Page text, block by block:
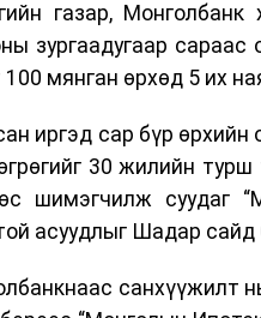
газар,
зургаадугаар
100 мянган өрхөд 5 их
иргэд сар бүр
30 жилийн
шимэгчилж суудаг
асуудлыг Шадар
санхүүжилт